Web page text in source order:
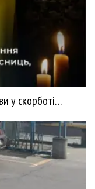
у скорботі…